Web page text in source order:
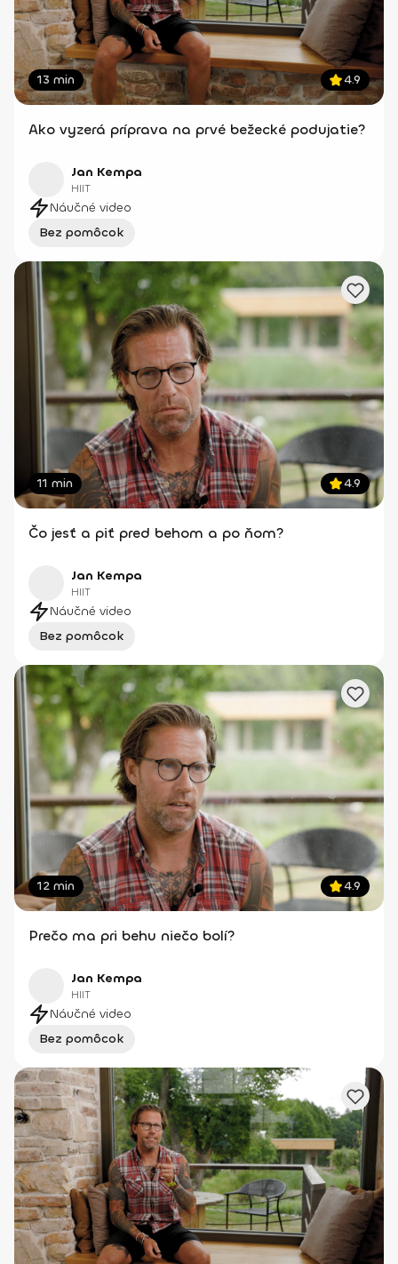
13 min 4.9
Ako vyzerá príprava na prvé bežecké podujatie?
Jan Kempa
HIIT
Náučné video
Bez pomôcok
11 min 4.9
Čo jesť a piť pred behom a po ňom?
Jan Kempa
HIIT
Náučné video
Bez pomôcok
12 min 4.9
Prečo ma pri behu niečo bolí?
Jan Kempa
HIIT
Náučné video
Bez pomôcok